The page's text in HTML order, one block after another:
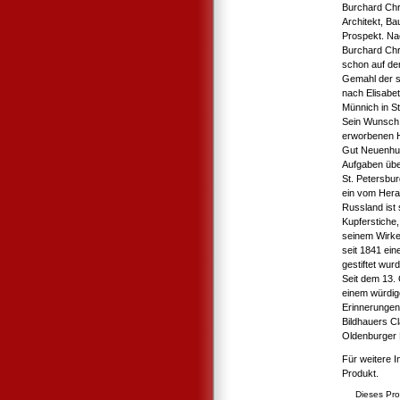
Burchard
Architekt,
Prospekt.
Burchard
schon auf
Gemahl der
nach
Münnich in
Sein
erworbenen
Gut
Aufgaben
St.
ein vom
Russland ist
seinem
seit 1841
gestiftet
Seit dem 13.
einem
Bildhauers
Oldenburger
Für weitere
Produkt.
Dieses